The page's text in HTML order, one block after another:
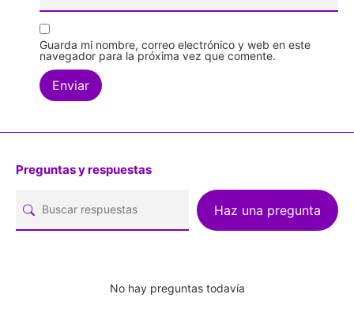
Guarda mi nombre, correo electrónico y web en este
navegador para la próxima vez que comente.
Preguntas y respuestas
Haz una pregunta
No hay preguntas todavía